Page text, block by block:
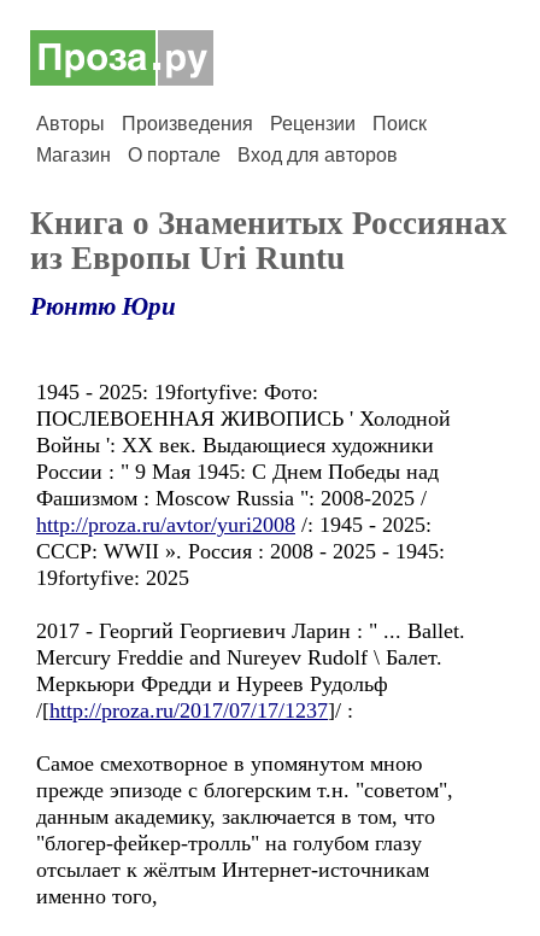
Авторы Произведения Рецензии
Поиск
Магазин
О портале Вход для авторов
Книга о Знаменитых Россиянаx
из Европы Uri Runtu
Рюнтю Юри
1945 - 2025: 19fortyfive: Фото:
ПОСЛЕВОЕННАЯ ЖИВОПИСЬ ' Холодной
Войны ': ХХ век. Выдающиеся художники
России : " 9 Мая 1945: C Днем Победы над
Фашизмом : Moscow Russia ": 2008-2025 /
http://proza.ru/avtor/yuri2008 /: 1945 - 2025:
CCCP: WWII ». Россия : 2008 - 2025 - 1945:
19fortyfive: 2025
2017 - Георгий Георгиевич Ларин : " ... Ballet.
Mercury Freddie and Nureyev Rudolf \ Балет.
Меркьюри Фредди и Нуреев Рудольф
/[http://proza.ru/2017/07/17/1237]/ :
Самое смехотворное в упомянутом мною
прежде эпизоде с блогерским т.н. "советом",
данным академику, заключается в том, что
"блогер-фейкер-тролль" на голубом глазу
отсылает к жёлтым Интернет-источникам
именно того,